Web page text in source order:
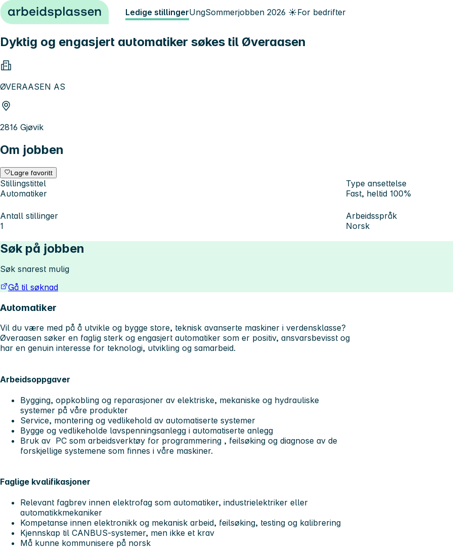
Hopp til innhold Ledige stillingerUngSommerjobben 2026 ☀️For bedrifter
Dyktig og engasjert automatiker søkes til Øveraasen
ØVERAASEN AS
2816 Gjøvik
Om jobben
Lagre favoritt
Stillingstittel
Automatiker
Type ansettelse
Fast, heltid 100%
Antall stillinger
1
Arbeidsspråk
Norsk
Søk på jobben
Søk snarest mulig
Gå til søknad
Automatiker
Vil du være med på å utvikle og bygge store, teknisk avanserte maskiner i verdensklasse?
Øveraasen søker en faglig sterk og engasjert automatiker som er positiv, ansvarsbevisst og
har en genuin interesse for teknologi, utvikling og samarbeid.
Arbeidsoppgaver
Bygging, oppkobling og reparasjoner av elektriske, mekaniske og hydrauliske
systemer på våre produkter
Service, montering og vedlikehold av automatiserte systemer
Bygge og vedlikeholde lavspenningsanlegg i automatiserte anlegg
Bruk av PC som arbeidsverktøy for programmering , feilsøking og diagnose av de
forskjellige systemene som finnes i våre maskiner.
Faglige kvalifikasjoner
Relevant fagbrev innen elektrofag som automatiker, industrielektriker eller
automatikkmekaniker
Kompetanse innen elektronikk og mekanisk arbeid, feilsøking, testing og kalibrering
Kjennskap til CANBUS-systemer, men ikke et krav
Må kunne kommunisere på norsk